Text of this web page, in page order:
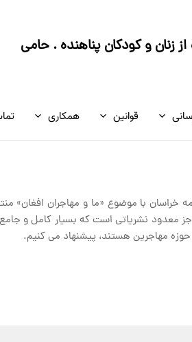
زنان و کودکان پناهنده . حامی
قوانین همکاری
خراسان با موضوع «ما و مهاجران
معدود نشریاتی است که بسیار کامل و
مهاجرین هستند، پیشنهاد می کنیم.